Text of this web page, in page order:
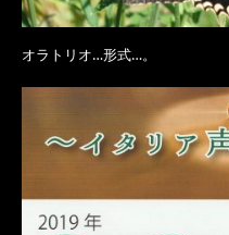
オラトリオ…形式…。